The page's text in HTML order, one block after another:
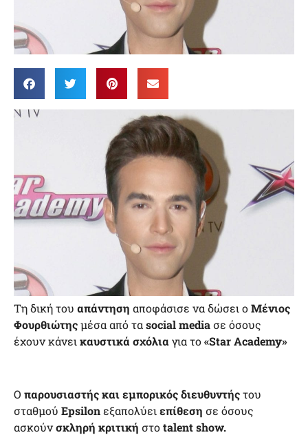
Τη δική του απάντηση αποφάσισε να δώσει οΜένιος
Φουρθιώτηςμέσα από ταsocial mediaσε όσους
έχουν κάνεικαυστικά σχόλια για το«Star Academy»
Ο παρουσιαστής και εμπορικός διευθυντήςτου
σταθμού Epsilonεξαπολύειεπίθεση σε όσους
ασκούνσκληρή κριτική στοtalent show.